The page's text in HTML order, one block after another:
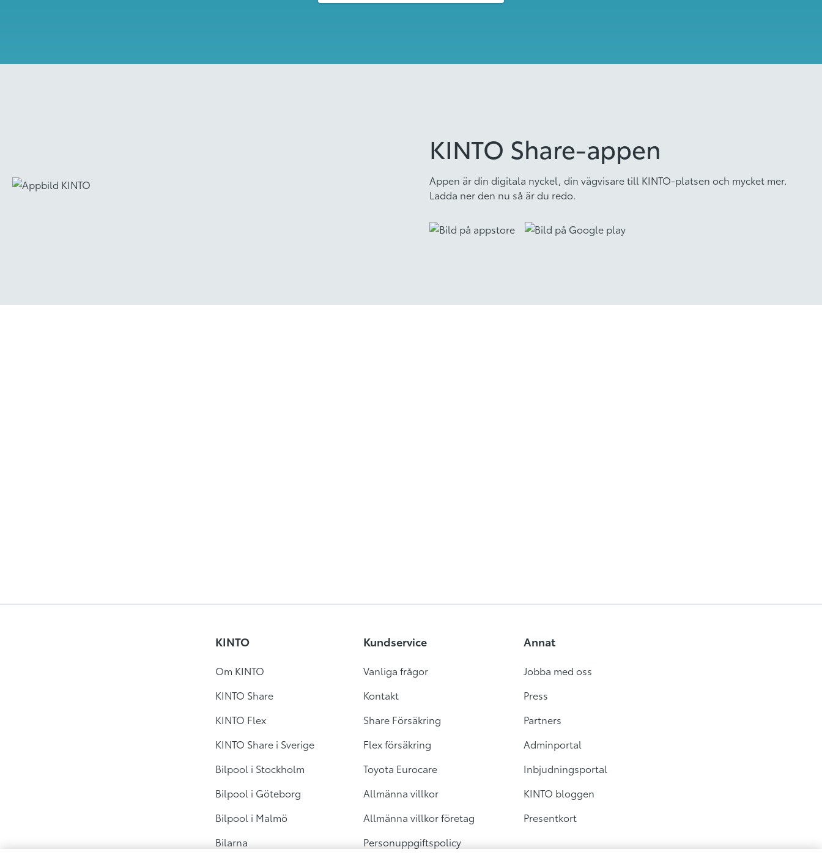
KINTO Share-appen
Appen är din digitala nyckel, din vägvisare till KINTO-platsen och mycket mer.
Ladda ner den nu så är du redo.
KINTO
Om KINTO
KINTO Share
KINTO Flex
KINTO Share i Sverige
Bilpool i Stockholm
Bilpool i Göteborg
Bilpool i Malmö
Bilarna
Kundservice
Vanliga frågor
Kontakt
Share Försäkring
Flex försäkring
Toyota Eurocare
Allmänna villkor
Allmänna villkor företag
Personuppgiftspolicy
Annat
Jobba med oss
Press
Partners
Adminportal
Inbjudningsportal
KINTO bloggen
Presentkort